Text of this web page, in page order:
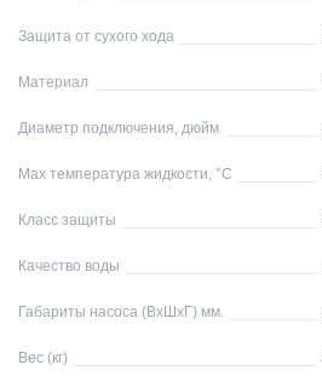
Защита от сухого хода
Материал
Диаметр подключения, дюйм
Max температура жидкости, °С
Класс защиты
Качество воды
Габариты насоса (ВхШхГ) мм.
Вес (кг)